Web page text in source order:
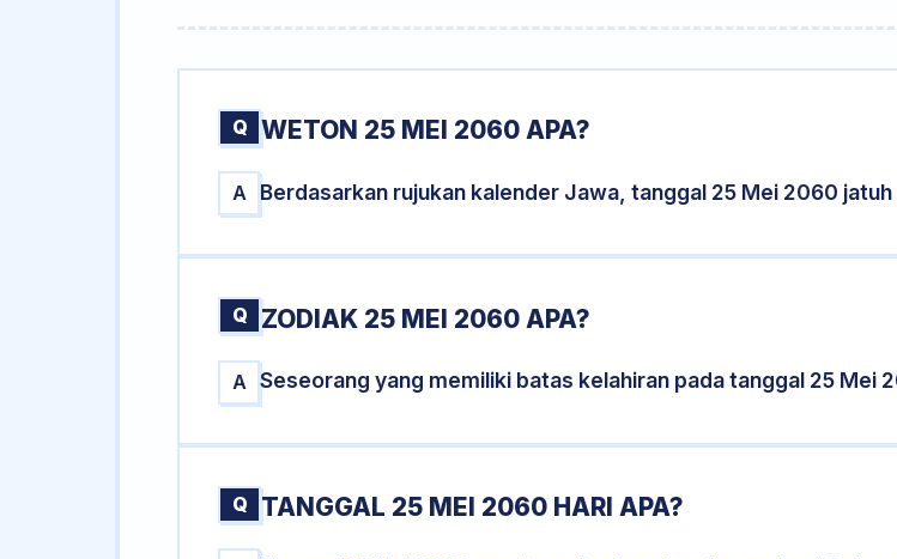
Q WETON 25 MEI 2060 APA?
A Berdasarkan rujukan kalender Jawa, tanggal 25 Mei 2060
Q ZODIAK 25 MEI 2060 APA?
A Seseorang yang memiliki batas kelahiran pada tanggal 25 Mei
Q TANGGAL 25 MEI 2060 HARI APA?